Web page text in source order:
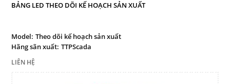
BẢNG LED THEO DÕI KẾ HOẠCH SẢN XUẤT
Model: Theo dõi kế hoạch sản xuất
Hãng sãn xuất: TTPScada
LIÊN HỆ